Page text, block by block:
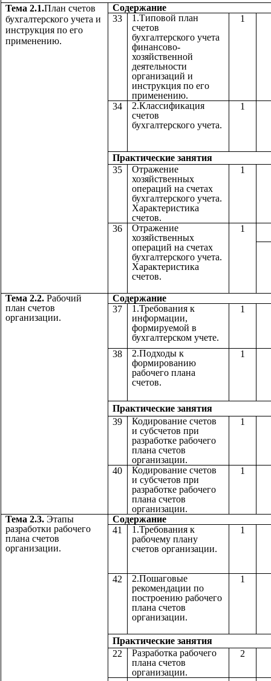
Тема 2.1.План счетов
бухгалтерского учета и
инструкция по его
применению.
33
1.Типовой план
счетов
бухгалтерского учета
финансово-
хозяйственной
деятельности
организаций и
инструкция по его
применению.
1
34
2.Классификация
счетов
бухгалтерского учета.
1
Практические
35
Отражение
хозяйственных
операций на счетах
бухгалтерского учета.
Характеристика
счетов.
1
36
Отражение
хозяйственных
операций на счетах
бухгалтерского учета.
Характеристика
счетов.
1
Тема 2.2. Рабочий
план счетов
организации.
37
1.Требования к
информации,
формируемой в
бухгалтерском учете.
1
38
2.Подходы к
формированию
рабочего плана
счетов.
1
Практические
39
Кодирование счетов
и субсчетов при
разработке рабочего
плана счетов
организации.
1
40
Кодирование счетов
и субсчетов при
разработке рабочего
плана счетов
организации.
1
Тема 2.3. Этапы
разработки рабочего
плана счетов
организации.
41
1.Требования к
рабочему плану
счетов организации.
1
42
2.Пошаговые
рекомендации по
построению рабочего
плана счетов
организации.
1
Практические
22
Разработка рабочего
плана счетов
организации.
2